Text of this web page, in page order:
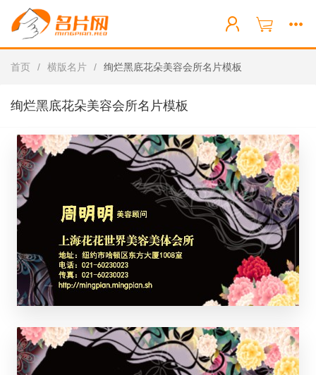
首页 / 横版名片 / 绚烂黑底花朵美容会所名片模板
绚烂黑底花朵美容会所名片模板